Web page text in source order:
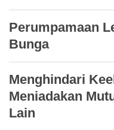
Perumpamaan
Bunga
Menghindari
Meniadakan
Lain